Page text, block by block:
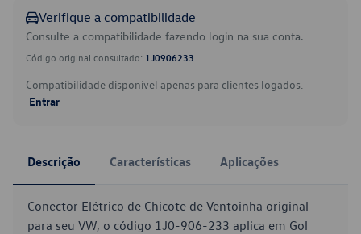
Verifique a compatibilidade
Consulte a compatibilidade fazendo login na sua conta.
Código original consultado: 1J0906233
Compatibilidade disponível apenas para clientes logados.
Entrar
Descrição Características Aplicações
Conector Elétrico de Chicote de Ventoinha original
para seu VW, o código 1J0-906-233 aplica em Gol